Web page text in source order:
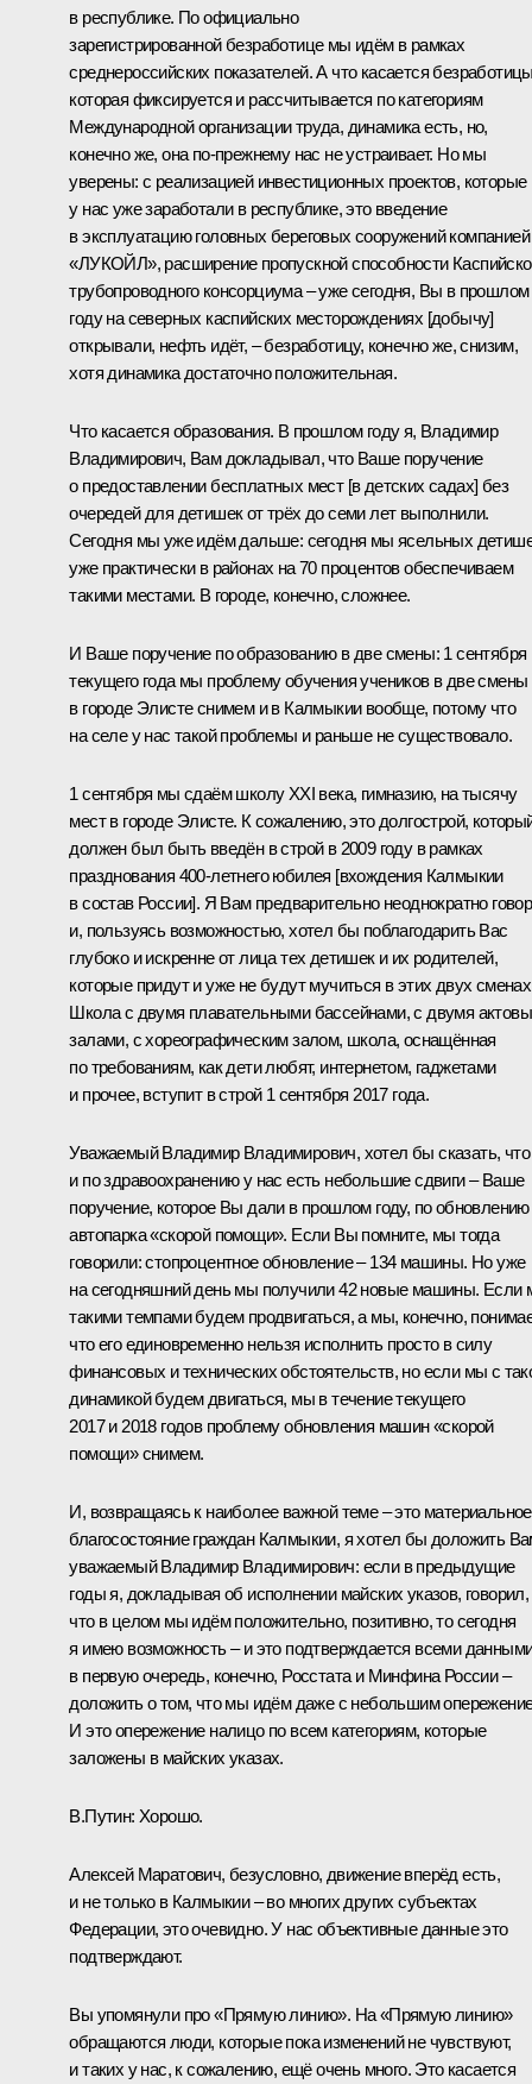
в республике. По официально
зарегистрированной безработице мы идём в рамках
среднероссийских показателей. А что касается
которая фиксируется и рассчитывается по категориям
Международной организации труда, динамика есть, но,
конечно же, она по‑прежнему нас не устраивает. Но мы
уверены: с реализацией инвестиционных проектов, которые
у нас уже заработали в республике, это введение
в эксплуатацию головных береговых сооружений компанией
«ЛУКОЙЛ», расширение пропускной способности
трубопроводного консорциума – уже сегодня, Вы в прошлом
году на северных каспийских месторождениях [добычу]
открывали, нефть идёт, – безработицу, конечно же, снизим,
хотя динамика достаточно положительная.
Что касается образования. В прошлом году я, Владимир
Владимирович, Вам докладывал, что Ваше поручение
о предоставлении бесплатных мест [в детских садах] без
очередей для детишек от трёх до семи лет выполнили.
Сегодня мы уже идём дальше: сегодня мы ясельных
уже практически в районах на 70 процентов обеспечиваем
такими местами. В городе, конечно, сложнее.
И Ваше поручение по образованию в две смены: 1 сентября
текущего года мы проблему обучения учеников в две смены
в городе Элисте снимем и в Калмыкии вообще, потому что
на селе у нас такой проблемы и раньше не существовало.
1 сентября мы сдаём школу XXI века, гимназию, на тысячу
мест в городе Элисте. К сожалению, это долгострой,
должен был быть введён в строй в 2009 году в рамках
празднования 400‑летнего юбилея [вхождения Калмыкии
в состав России]. Я Вам предварительно неоднократно
и, пользуясь возможностью, хотел бы поблагодарить Вас
глубоко и искренне от лица тех детишек и их родителей,
которые придут и уже не будут мучиться в этих двух
Школа с двумя плавательными бассейнами, с двумя
залами, с хореографическим залом, школа, оснащённая
по требованиям, как дети любят, интернетом, гаджетами
и прочее, вступит в строй 1 сентября 2017 года.
Уважаемый Владимир Владимирович, хотел бы сказать, что
и по здравоохранению у нас есть небольшие сдвиги – Ваше
поручение, которое Вы дали в прошлом году, по обновлению
автопарка «скорой помощи». Если Вы помните, мы тогда
говорили: стопроцентное обновление – 134 машины. Но уже
на сегодняшний день мы получили 42 новые машины. Если
такими темпами будем продвигаться, а мы, конечно,
что его единовременно нельзя исполнить просто в силу
финансовых и технических обстоятельств, но если мы с
динамикой будем двигаться, мы в течение текущего
2017 и 2018 годов проблему обновления машин «скорой
помощи» снимем.
И, возвращаясь к наиболее важной теме – это материальное
благосостояние граждан Калмыкии, я хотел бы доложить
уважаемый Владимир Владимирович: если в предыдущие
годы я, докладывая об исполнении майских указов, говорил,
что в целом мы идём положительно, позитивно, то сегодня
я имею возможность – и это подтверждается всеми
в первую очередь, конечно, Росстата и Минфина России –
доложить о том, что мы идём даже с небольшим
И это опережение налицо по всем категориям, которые
заложены в майских указах.
В.Путин: Хорошо.
Алексей Маратович, безусловно, движение вперёд есть,
и не только в Калмыкии – во многих других субъектах
Федерации, это очевидно. У нас объективные данные это
подтверждают.
Вы упомянули про «Прямую линию». На «Прямую линию»
обращаются люди, которые пока изменений не чувствуют,
и таких у нас, к сожалению, ещё очень много. Это касается